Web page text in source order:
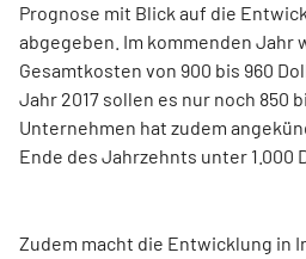
Prognose mit Blick auf die
abgegeben. Im kommenden Jahr
Gesamtkosten von 900 bis 960
Jahr 2017 sollen es nur noch 850
Unternehmen hat zudem
Ende des Jahrzehnts unter 1.000
Zudem macht die Entwicklung in